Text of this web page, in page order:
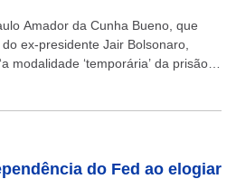
Amador da Cunha Bueno, que
ex-presidente Jair Bolsonaro,
modalidade ‘temporária’ da prisão
do Fed ao elogiar